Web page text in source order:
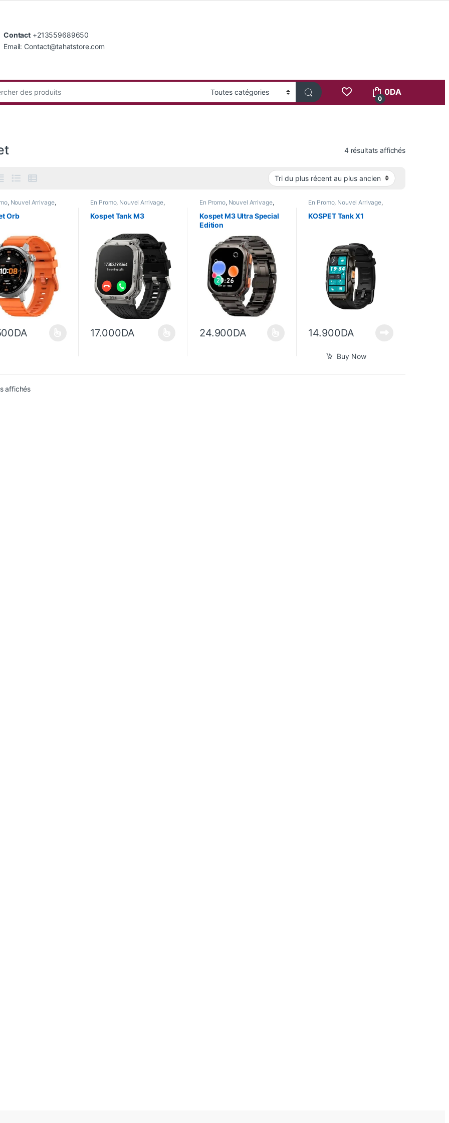
Contact +213559689650
Email: Contact@tahatstore.com
0
0DA
4 résultats affichésTrié du plus
, Nouvel Arrivage,
Orb
DA
a plusieurs variations. Les options peuvent être choisies sur la page du produit
En Promo, Nouvel Arrivage,
Kospet Tank M3
17.000DA
Ce produit a plusieurs variations. Les options peuvent être choisies sur la page du produit
En Promo, Nouvel Arrivage,
Kospet M3 Ultra Special
Edition
24.900DA
Ce produit a plusieurs variations. Les options peuvent être choisies sur la
En Promo, Nouvel Arrivage,
KOSPET Tank X1
14.900DA
Buy Now
affichésTrié du plus récent au plus ancien